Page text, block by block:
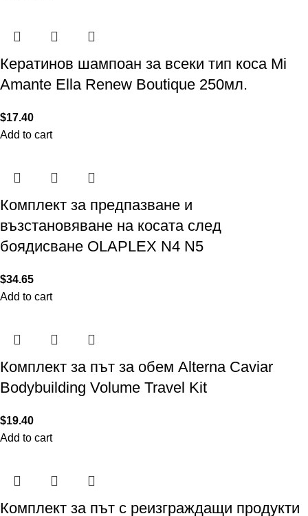
Кератинов шампоан за всеки тип коса Mi
Amante Еlla Renew Boutique 250мл.
$17.40
Add to cart
Комплект за предпазване и
възстановяване на косата след
боядисване OLAPLEX N4 N5
$34.65
Add to cart
Комплект за път за обем Alterna Caviar
Bodybuilding Volume Travel Kit
$19.40
Add to cart
Комплект за път с реизграждащи продукти